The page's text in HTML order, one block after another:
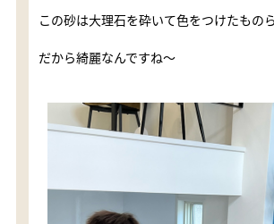
この砂は大理石を砕いて色をつけたもの
だから綺麗なんですね〜